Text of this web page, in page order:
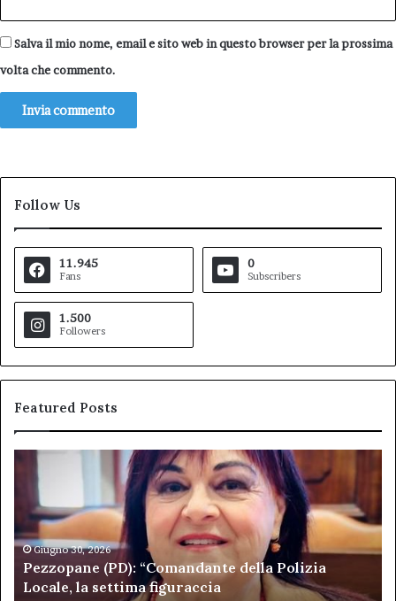
Salva il mio nome, email e sito web in questo browser per la prossima
volta che commento.
Follow Us
11.945
Fans
0
Subscribers
1.500
Followers
Featured Posts
Pezzopane
(PD):
“Comandante
della
Polizia
Locale,
settima
Giugno 30, 2026
Pezzopane (PD): “Comandante della Polizia
Locale, la settima figuraccia